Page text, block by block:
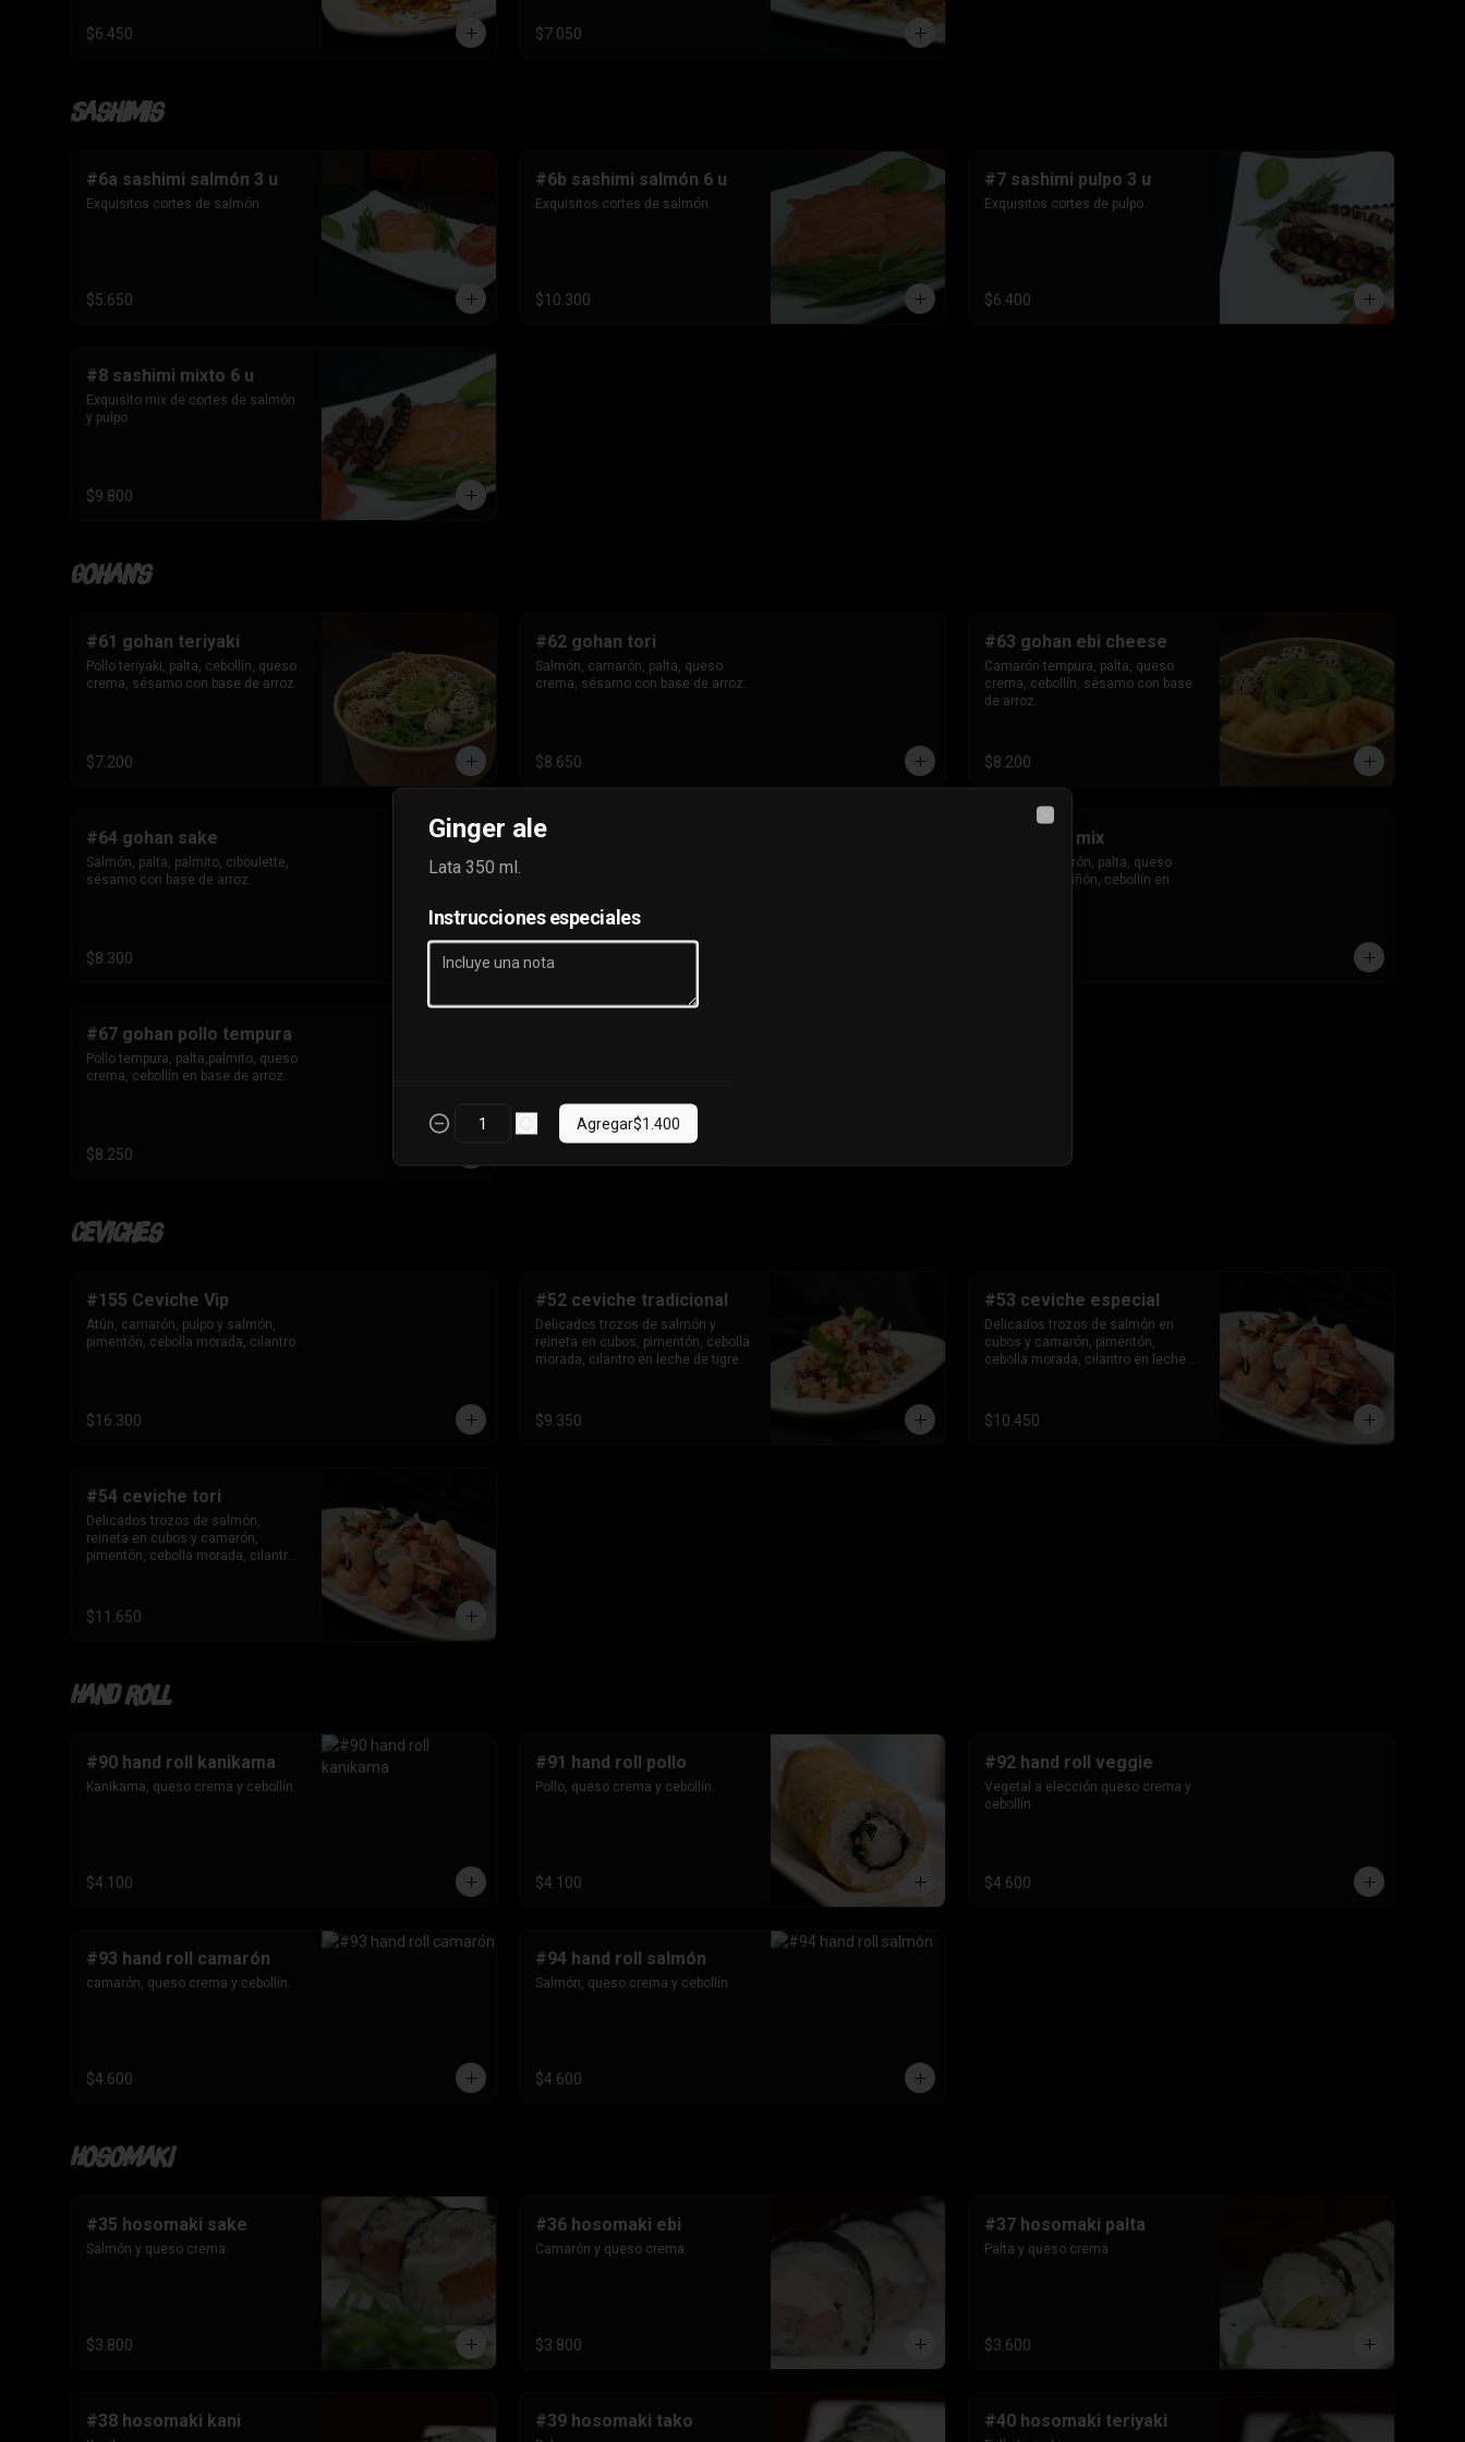
$6.450 $7.050
Sashimis
#6a sashimi salmón 3 u
Exquisitos cortes de salmón.
$5.650
#6b sashimi salmón 6 u
Exquisitos cortes de salmón.
$10.300
#7 sashimi pulpo 3 u
Exquisitos cortes de pulpo.
$6.400
#8 sashimi mixto 6 u
Exquisito mix de cortes de salmón
y pulpo.
$9.800
Gohan's
#61 gohan teriyaki
Pollo teriyaki, palta, cebollín, queso
crema, sésamo con base de arroz.
$7.200
#62 gohan tori
Salmón, camarón, palta, queso
crema, sésamo con base de arroz.
$8.650
#63 gohan ebi cheese
Camarón tempura, palta, queso
crema, cebollín, sésamo con base
de arroz.
$8.200
#64 gohan sake
Salmón, palta, palmito, ciboulette,
sésamo con base de arroz.
$8.300
#65 gohan veggie
$7.500
#66 gohan mix
Salmón, camarón, palta, queso
crema, champiñón, cebollín en
#67 gohan pollo tempura
Pollo tempura, palta,palmito, queso
crema, cebollín en base de arroz.
$8.250
Ceviches
#155 Ceviche Vip
Atún, camarón, pulpo y salmón,
pimentón, cebolla morada, cilantro.
$16.300
#52 ceviche tradicional
Delicados trozos de salmón y
reineta en cubos, pimentón, cebolla
morada, cilantro en leche de tigre.
$9.350
#53 ceviche especial
Delicados trozos de salmón en
cubos y camarón, pimentón,
cebolla morada, cilantro en leche
$10.450
#54 ceviche tori
Delicados trozos de salmón,
reineta en cubos y camarón,
pimentón, cebolla morada, cilantro
$11.650
Hand roll
#90 hand roll kanikama
Kanikama, queso crema y cebollín.
$4.100
#91 hand roll pollo
Pollo, queso crema y cebollín.
$4.100
#92 hand roll veggie
Vegetal a elección queso crema y
cebollín.
$4.600
#93 hand roll camarón
camarón, queso crema y cebollín.
$4.600
#94 hand roll salmón
Salmón, queso crema y cebollín.
$4.600
Hosomaki
#35 hosomaki sake
Salmón y queso crema.
$3.800
#36 hosomaki ebi
Camarón y queso crema.
$3.800
#37 hosomaki palta
Palta y queso crema.
$3.600
#38 hosomaki kani #39 hosomaki tako #40 hosomaki teriyaki
Ginger ale
Lata 350 ml.
Instrucciones especiales
Agregar$1.400
Close